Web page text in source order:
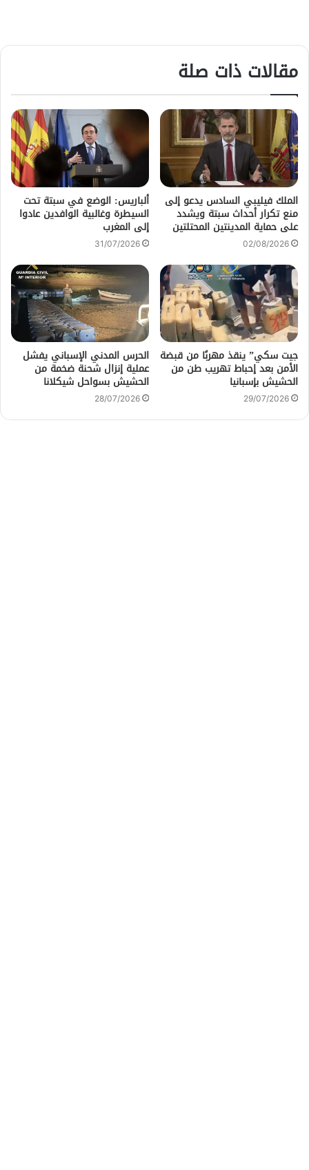
مقالات ذات صلة
الملك فيليبي السادس يدعو إلى
منع تكرار أحداث سبتة ويشدد
على حماية المدينتين المحتلتين
02/08/2026
ألباريس: الوضع في سبتة تحت
السيطرة وغالبية الوافدين عادوا
إلى المغرب
31/07/2026
جيت سكي” ينقذ مهربًا من قبضة
الأمن بعد إحباط تهريب طن من
الحشيش بإسبانيا
29/07/2026
الحرس المدني الإسباني يفشل
عملية إنزال شحنة ضخمة من
الحشيش بسواحل شيكلانا
28/07/2026